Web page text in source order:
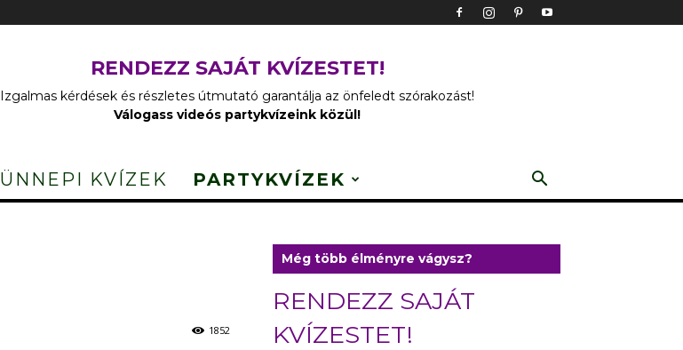
RENDEZZ SAJÁT KVÍZESTET!
Izgalmas kérdések és részletes útmutató garantálja az önfeledt szórakozást!
Válogass videós partykvízeink közül!
ÜNNEPI KVÍZEK PARTYKVÍZEK
1852
Még több élményre vágysz?
RENDEZZ SAJÁT
KVÍZESTET!